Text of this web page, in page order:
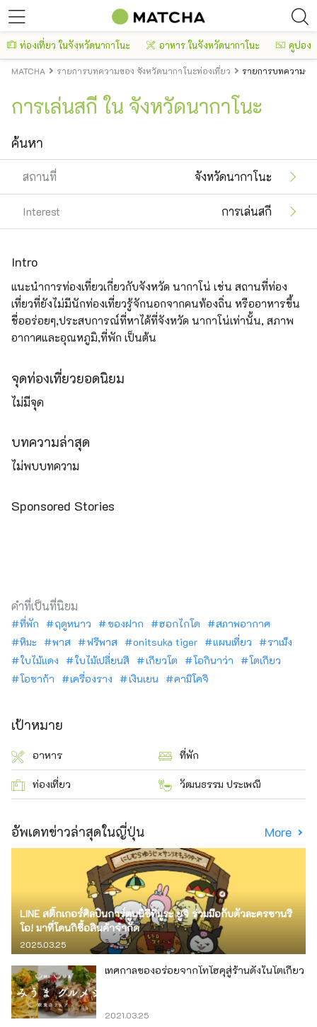
ท่องเที่ยว ในจังหวัดนากาโนะ อาหาร ในจังหวัดนากาโนะ คูปอง
MATCHA รายการบทความของ จังหวัดนากาโนะท่องเที่ยว รายการบทความขอ
การเล่นสกี ใน จังหวัดนากาโนะ
ค้นหา
สถานที่ จังหวัดนากาโนะ
Interest การเล่นสกี
Intro
แนะนำการท่องเที่ยวเกี่ยวกับจังหวัด นากาโน่ เช่น สถานที่ท่อง
เที่ยวที่ยังไม่มีนักท่องเที่ยวรู้จักนอกจากคนท้องถิ่น หรืออาหารขึ้น
ชื่ออร่อยๆ,ประสบการณ์ที่หาได้ที่จังหวัด นากาโน่เท่านั้น, สภาพ
อากาศและอุณหภูมิ,ที่พัก เป็นต้น
จุดท่องเที่ยวยอดนิยม
ไม่มีจุด
บทความล่าสุด
ไม่พบบทความ
Sponsored Stories
คำที่เป็นที่นิยม
ที่พัก ฤดูหนาว ของฝาก ฮอกไกโด
สภาพอากาศ
หิมะ
พาส ฟรีพาส onitsuka tiger แผนเที่ยว
ราเม็ง
ใบไม้แดง
ใบไม้เปลี่ยนสี เกียวโต โอกินาว่า
โตเกียว
โอซาก้า
เครื่องราง เงินเยน คามิโคจิ
เป้าหมาย
อาหาร ที่พัก
ท่องเที่ยว วัฒนธรรม ประเพณี
อัพเดทข่าวล่าสุดในญี่ปุ่น More
LINE สติ๊กเกอร์ศิลปินการ์ตูนนิชิทีมูระ ยูจิ ร่วมมือกับตัวละครซานริ
โอ! มาที่โดนกิซื้อสินค้าจำกัด
2025.03.25
เทศกาลของอร่อยจากโทโฮคุสู่ร้านดังในโตเกียว
2021.03.25